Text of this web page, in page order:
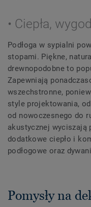
• Ciepła,
Podłoga w sypialni
stopami. Piękne,
drewnopodobne to
Zapewniają
wszechstronne,
style projektowania,
od nowoczesnego do
akustycznej wyciszają
dodatkowe ciepło i
podłogowe oraz
Pomysły na